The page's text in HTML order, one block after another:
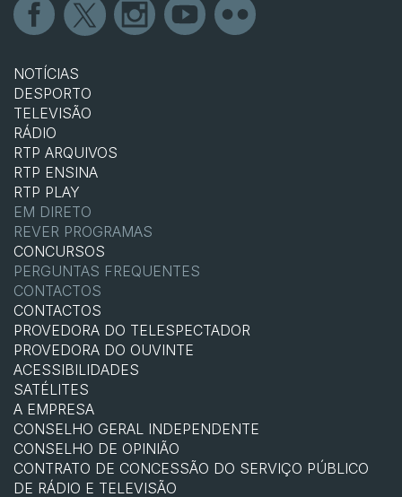
NOTÍCIAS
DESPORTO
TELEVISÃO
RÁDIO
RTP ARQUIVOS
RTP ENSINA
RTP PLAY
EM DIRETO
REVER PROGRAMAS
CONCURSOS
PERGUNTAS FREQUENTES
CONTACTOS
CONTACTOS
PROVEDORA DO TELESPECTADOR
PROVEDORA DO OUVINTE
ACESSIBILIDADES
SATÉLITES
A EMPRESA
CONSELHO GERAL INDEPENDENTE
CONSELHO DE OPINIÃO
CONTRATO DE CONCESSÃO DO SERVIÇO PÚBLICO
DE RÁDIO E TELEVISÃO